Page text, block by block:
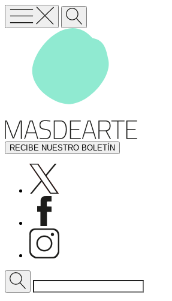
RECIBE NUESTRO BOLETÍN